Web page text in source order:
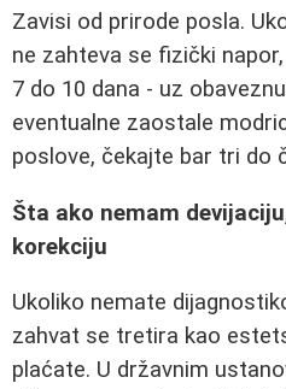
Zavisi od prirode posla.
ne zahteva se fizički
7 do 10 dana - uz
eventualne zaostale
poslove, čekajte bar tri do
Šta ako nemam
korekciju
Ukoliko nemate
zahvat se tretira kao
plaćate. U državnim